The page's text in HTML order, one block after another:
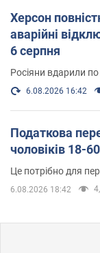
Херсон
аварійні
6 серпня
Росіяни вдарили
6.08.2026 16:42
Податкова
чоловіків 18-
Це потрібно для
6.08.2026 18:42